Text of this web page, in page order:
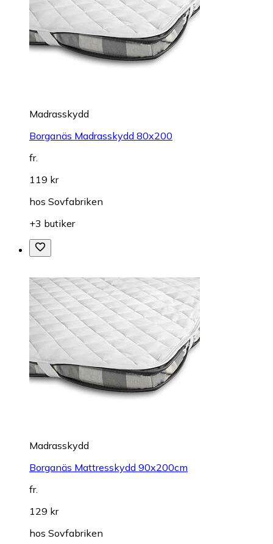
Madrasskydd
Borganäs Madrasskydd 80x200
fr.
119 kr
hos Sovfabriken
+3 butiker
Madrasskydd
Borganäs Mattresskydd 90x200cm
fr.
129 kr
hos Sovfabriken